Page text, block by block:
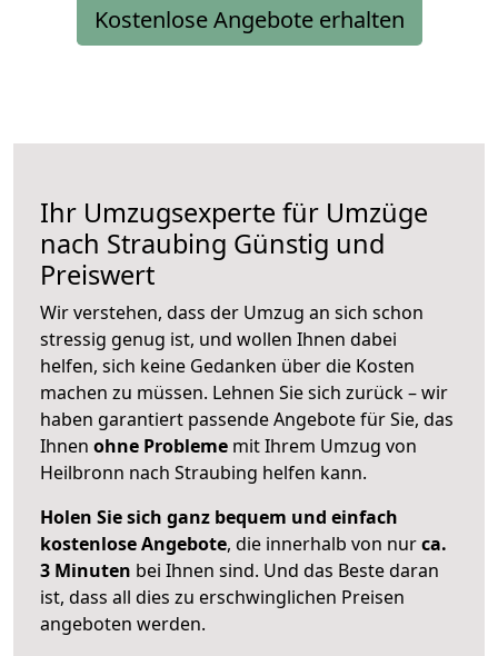
Kostenlose Angebote erhalten
Ihr Umzugsexperte für Umzüge
nach Straubing Günstig und
Preiswert
Wir verstehen, dass der Umzug an sich schon
stressig genug ist, und wollen Ihnen dabei
helfen, sich keine Gedanken über die Kosten
machen zu müssen. Lehnen Sie sich zurück – wir
haben garantiert passende Angebote für Sie, das
Ihnen ohne Probleme mit Ihrem Umzug von
Heilbronn nach Straubing helfen kann.
Holen Sie sich ganz bequem und einfach
kostenlose Angebote, die innerhalb von nurca.
3 Minuten bei Ihnen sind. Und das Beste daran
ist, dass all dies zu erschwinglichen Preisen
angeboten werden.